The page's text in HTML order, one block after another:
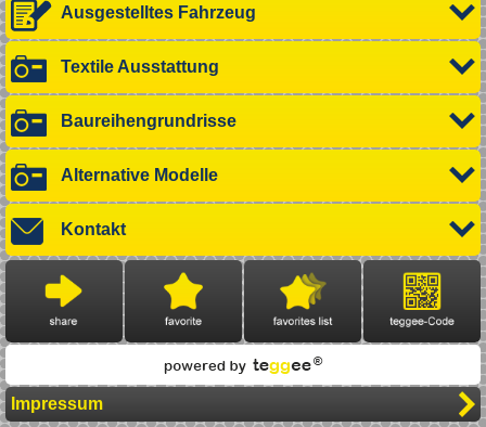
Ausgestelltes Fahrzeug
Textile Ausstattung
Baureihengrundrisse
Alternative Modelle
Kontakt
Impressum